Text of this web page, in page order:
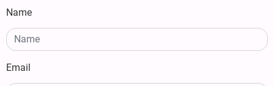
Name
Email